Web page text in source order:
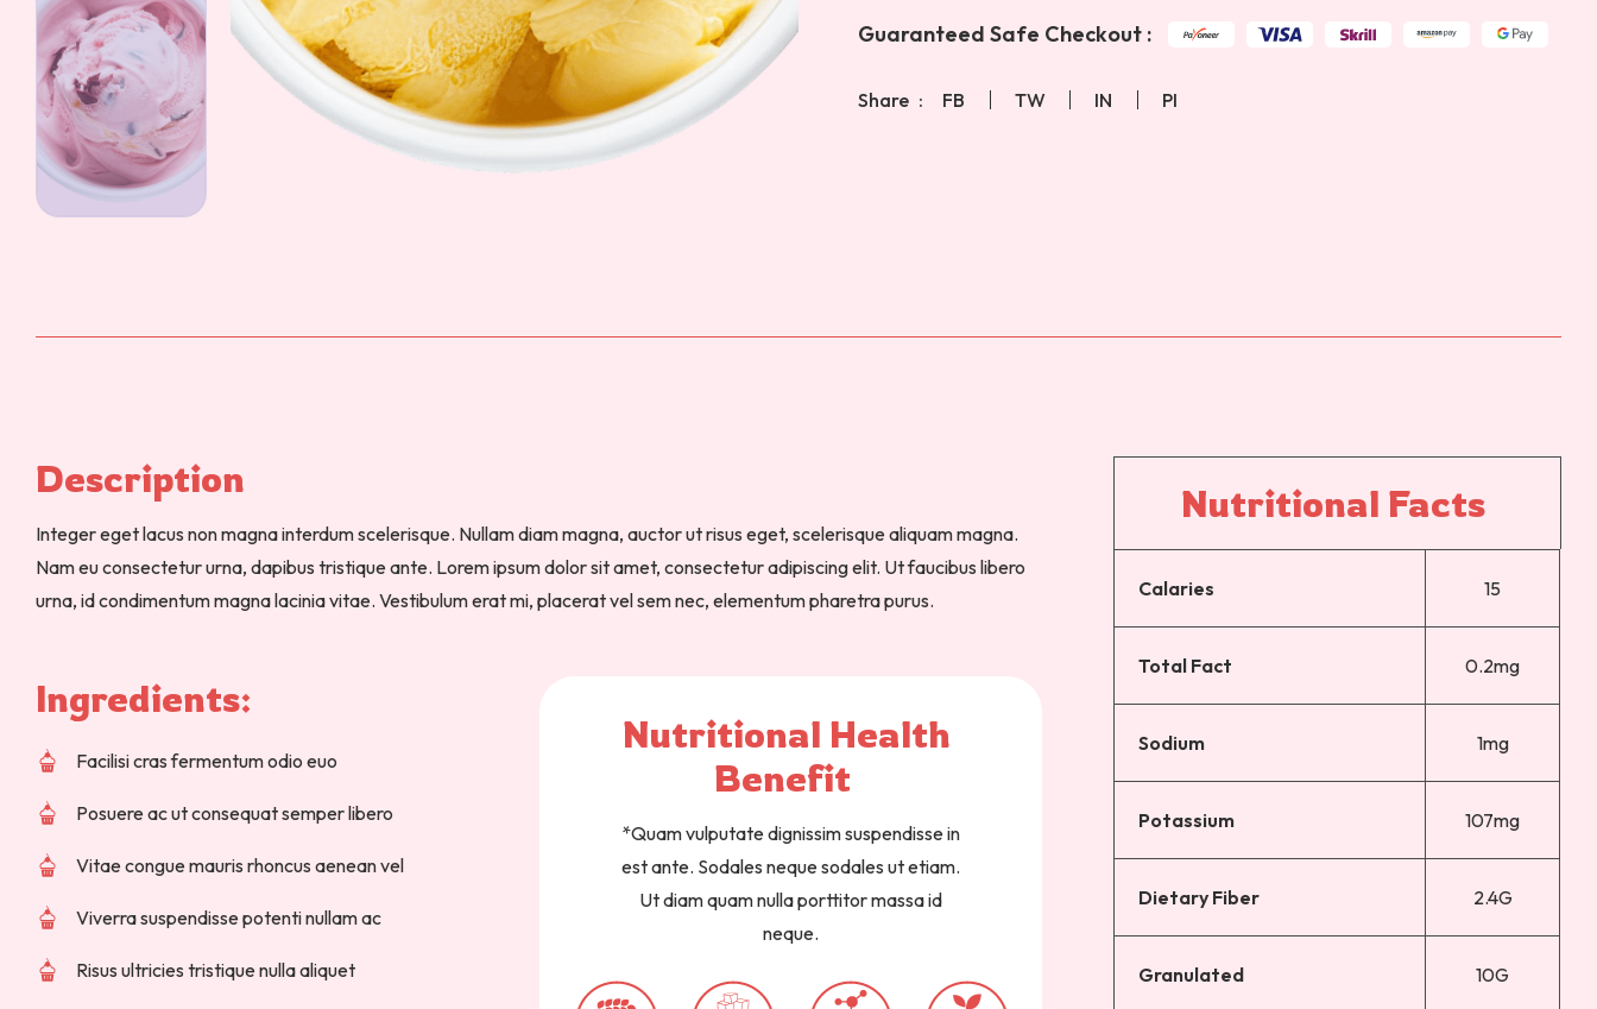
Guaranteed Safe Checkout :
Share FB TW IN PI
Description
Integer eget lacus non magna interdum scelerisque. Nullam diam magna, auctor ut risus eget, scelerisque aliquam magna.
Nam eu consectetur urna, dapibus tristique ante. Lorem ipsum dolor sit amet, consectetur adipiscing elit. Ut faucibus libero
urna, id condimentum magna lacinia vitae. Vestibulum erat mi, placerat vel sem nec, elementum pharetra purus.
Ingredients:
Facilisi cras fermentum odio euo
Posuere ac ut consequat semper libero
Vitae congue mauris rhoncus aenean vel
Viverra suspendisse potenti nullam ac
Risus ultricies tristique nulla aliquet
Nutritional Health
Benefit
*Quam vulputate dignissim suspendisse in
est ante. Sodales neque sodales ut etiam.
Ut diam quam nulla porttitor massa id
neque.
Nutritional Facts
Calaries 15
Total Fact 0.2mg
Sodium 1mg
Potassium 107mg
Dietary Fiber 2.4G
Granulated 10G